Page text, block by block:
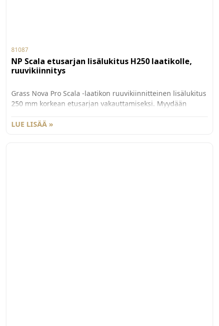
81087
NP Scala etusarjan lisälukitus H250 laatikolle,
ruuvikiinnitys
Grass Nova Pro Scala -laatikon ruuvikiinnitteinen lisälukitus
250 mm korkean etusarjan vakauttamiseksi. Myydään
LUE LISÄÄ »